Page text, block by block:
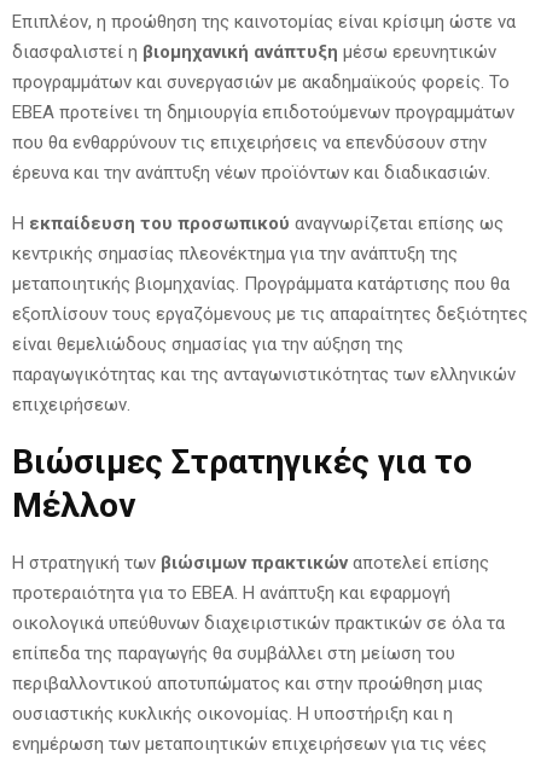
Επιπλέον, η προώθηση της καινοτομίας είναι κρίσιμη ώστε να
διασφαλιστεί η βιομηχανική ανάπτυξη μέσω ερευνητικών
προγραμμάτων και συνεργασιών με ακαδημαϊκούς φορείς. Το
ΕΒΕΑ προτείνει τη δημιουργία επιδοτούμενων προγραμμάτων
που θα ενθαρρύνουν τις επιχειρήσεις να επενδύσουν στην
έρευνα και την ανάπτυξη νέων προϊόντων και διαδικασιών.
Η εκπαίδευση του προσωπικού αναγνωρίζεται επίσης ως
κεντρικής σημασίας πλεονέκτημα για την ανάπτυξη της
μεταποιητικής βιομηχανίας. Προγράμματα κατάρτισης που θα
εξοπλίσουν τους εργαζόμενους με τις απαραίτητες δεξιότητες
είναι θεμελιώδους σημασίας για την αύξηση της
παραγωγικότητας και της ανταγωνιστικότητας των ελληνικών
επιχειρήσεων.
Βιώσιμες Στρατηγικές για το
Μέλλον
Η στρατηγική των βιώσιμων πρακτικώναποτελεί επίσης
προτεραιότητα για το ΕΒΕΑ. Η ανάπτυξη και εφαρμογή
οικολογικά υπεύθυνων διαχειριστικών πρακτικών σε όλα τα
επίπεδα της παραγωγής θα συμβάλλει στη μείωση του
περιβαλλοντικού αποτυπώματος και στην προώθηση μιας
ουσιαστικής κυκλικής οικονομίας. Η υποστήριξη και η
ενημέρωση των μεταποιητικών επιχειρήσεων για τις νέες